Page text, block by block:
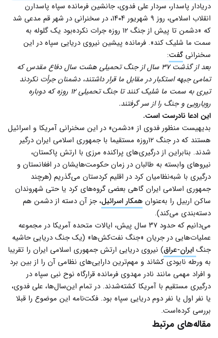
دریادار پاسدار، سردار علی فدوی، جانشین فرمانده سپاه پاسدارن
انقلاب اسلامی، روز ۹ شهریور ۱۴۰۴، در سخنرانی در شهر قم مدعی شد
که «دشمن تا پیش از جنگ ۱۲ روزه جرات نکرده‌بود یک گلوله به
سمت ما شلیک کند». فرمانده پیشین نیروی دریایی سپاه در این
سخنرانی گفت:
بعد از گذشت ۳۷ سال از جنگ تحمیلی هشت سال دفاع مقدس که
تمامی جبهه استکبار در مقابل ما قرار داشتند، دشمنان جرأت نکردند
تیری به سمت ما شلیک کنند تا جنگ تحمیلی ۱۲ روزه که دوباره
رویارویی و جنگ را از سر گرفتند.
این ادعا نادرست است.
بدیهیست منظور فدوی از «دشمن» در این سخنرانی آمریکا و اسرائیل
هستند که در جنگ ۱۲روزه مستقیما با جمهوری اسلامی ایران درگیر
شدند. بنابراین از درگیری‌های پراکنده مرزی با ارتش پاکستان،
نیروهای وابسته به طالبان در زمان حکومت‌هایشان در افغانستان و
درگیری با شبه‌نظامیان کرد در اقلیم کردستان می‌گذریم (هرچند
جمهوری اسلامی ایران گاهی بعضی گروه‌های کرد یا حتی شهروندان
ساکن اربیل را به‌عنوان همکار اسرائیل، جز آن دسته از دشمن هم
دسته‌بندی می‌کند).
می‌دانیم که حدود ۳۷ سال پیش، ایالات متحده آمریکا در مجموعه
عملیات‌هایی در جریان «جنگ نفت‌کش‌ها» (یک جنگ دریایی حاشیه
جنگ ایران-عراق) نیروی دریایی ارتش جمهوری اسلامی ایران را تقریبا
به ورطه نابودی کشاند و مهم‌ترین دارایی‌های نظامی آن را از بین برد
و افراد مهمی مانند نادر مهدوی فرمانده قرارگاه نوح نبی سپاه در
درگیری مستقیم با آمریکا کشته‌شدند. در تمام این‌سال‌ها، علی فدوی،
یا نفر اول یا نفر دوم دریایی سپاه بود. فکت‌نامه این موضوع را قبلا
بررسی کرده‌است.
مقاله‌های مرتبط